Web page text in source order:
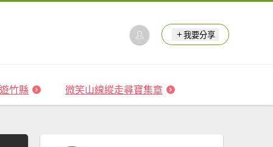
我要分享
竹縣 微笑山線縱走尋寶集章